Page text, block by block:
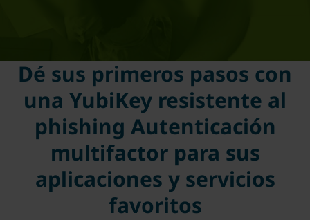
Dé sus primeros pasos con
una YubiKey resistente al
phishing Autenticación
multifactor para sus
aplicaciones y servicios
favoritos